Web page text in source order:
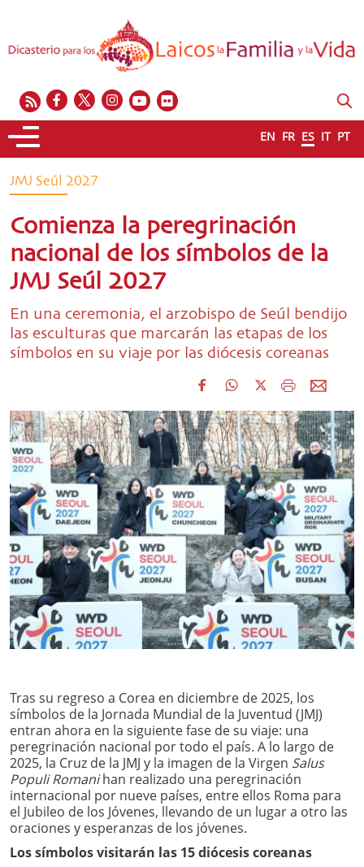
EN FR ES IT PT
JMJ Seúl 2027
Comienza la peregrinación
nacional de los símbolos de la
JMJ Seúl 2027
En una ceremonia, el arzobispo de Seúl bendijo
las esculturas que marcarán las etapas de los
símbolos en su viaje por las diócesis coreanas
Tras su regreso a Corea en diciembre de 2025, los
símbolos de la Jornada Mundial de la Juventud (JMJ)
entran ahora en la siguiente fase de su viaje: una
peregrinación nacional por todo el país. A lo largo de
2025, la Cruz de la JMJ y la imagen de la Virgen Salus
Populi Romanihan realizado una peregrinación
internacional por nueve países, entre ellos Roma para
el Jubileo de los Jóvenes, llevando de un lugar a otro las
oraciones y esperanzas de los jóvenes.
Los símbolos visitarán las 15 diócesis coreanas